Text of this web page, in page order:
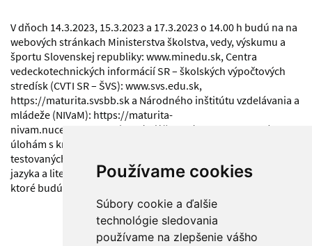
Používame cookies
Súbory cookie a ďalšie
technológie sledovania
používame na zlepšenie vášho
V dňoch 14.3.2023, 15.3.2023 a 17.3.2023 o 14.00 h budú na na
webových stránkach Ministerstva školstva, vedy, výskumu a
športu Slovenskej republiky: www.minedu.sk, Centra
vedeckotechnických informácií SR – školských výpočtových
stredísk (CVTI SR – ŠVS): www.svs.edu.sk,
https://maturita.svsbb.sk a Národného inštitútu vzdelávania a
mládeže (NIVaM): https://maturita-
nivam.nucem.sk/.zverejnené kľúče správnych odpovedí k
úlohám s krátkou odpoveďou EČ MS (ÚKO EČ MS) z
testovaných predmetov (okrem testov EČ MS zo slovenského
jazyka a literatúry a slovenského jazyka a slovenskej literatúry,
ktoré budú hodnotené centrálne).